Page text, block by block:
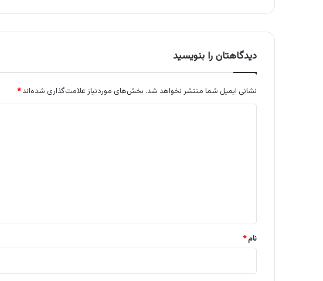
دیدگاهتان را بنویسید
نشانی ایمیل شما منتشر نخواهد شد. بخش‌های موردنیاز علامت‌گذاری شده‌اند*
نام*